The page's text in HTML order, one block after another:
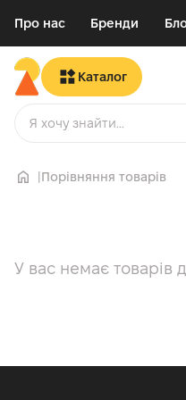
Про нас Бренди
Каталог
Порівняння товарів
У вас немає товарів